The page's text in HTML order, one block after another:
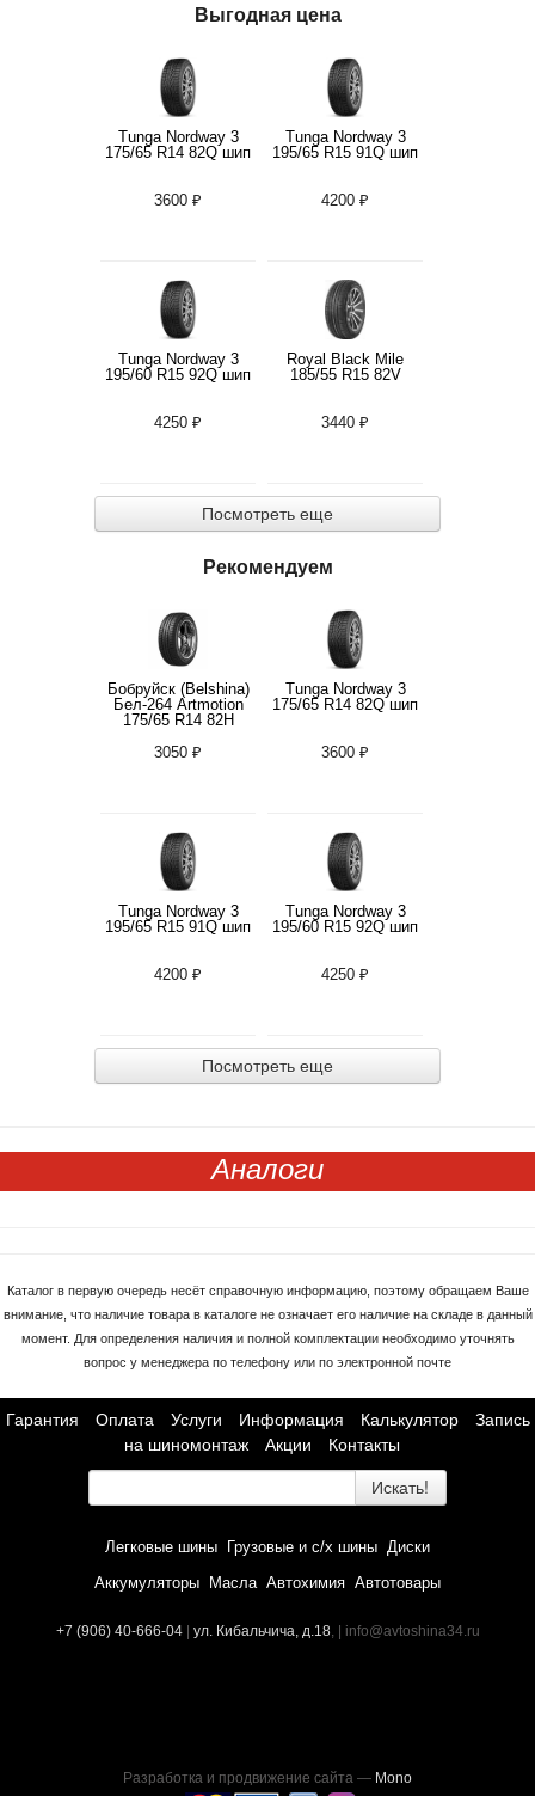
Выгодная цена
Tunga Nordway 3
175/65 R14 82Q шип
3600 ₽
Tunga Nordway 3
195/65 R15 91Q шип
4200 ₽
Tunga Nordway 3
195/60 R15 92Q шип
4250 ₽
Royal Black Mile
185/55 R15 82V
3440 ₽
Посмотреть еще
Рекомендуем
Бобруйск (Belshina)
Бел-264 Artmotion
175/65 R14 82H
3050 ₽
Tunga Nordway 3
175/65 R14 82Q шип
3600 ₽
Tunga Nordway 3
195/65 R15 91Q шип
4200 ₽
Tunga Nordway 3
195/60 R15 92Q шип
4250 ₽
Посмотреть еще
Аналоги
Каталог в первую очередь несёт справочную информацию, поэтому обращаем Ваше
внимание, что наличие товара в каталоге не означает его наличие на складе в данный
момент. Для определения наличия и полной комплектации необходимо уточнять
вопрос у менеджера по телефону или по электронной почте
Гарантия Оплата Услуги Информация Калькулятор
Запись
на шиномонтаж
Акции Контакты
Искать!
Легковые шины Грузовые и с/х шины Диски
Аккумуляторы Масла Автохимия Автотовары
+7 (906) 40-666-04 | ул. Кибальчича, д.18, | info@avtoshina34.ru
Разработка и продвижение сайта — Mono